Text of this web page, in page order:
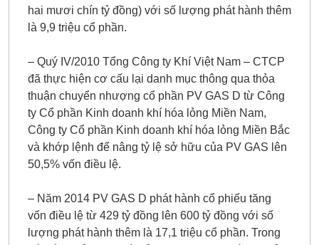
hai mươi chín tỷ đồng) với số lượng phát hành thêm
là 9,9 triệu cổ phần.
– Quý IV/2010 Tổng Công ty Khí Việt Nam – CTCP
đã thực hiện cơ cấu lại danh mục thông qua thỏa
thuận chuyển nhượng cổ phần PV GAS D từ Công
ty Cổ phần Kinh doanh khí hóa lỏng Miền Nam,
Công ty Cổ phần Kinh doanh khí hóa lỏng Miền Bắc
và khớp lệnh để nâng tỷ lệ sở hữu của PV GAS lên
50,5% vốn điều lệ.
– Năm 2014 PV GAS D phát hành cổ phiếu tăng
vốn điều lệ từ 429 tỷ đồng lên 600 tỷ đồng với số
lượng phát hành thêm là 17,1 triệu cổ phần. Trong